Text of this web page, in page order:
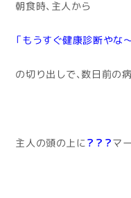
朝食時、主人から
「もうすぐ健康診断やな～
の切り出しで、数日前の
主人の頭の上に ？？？ マ